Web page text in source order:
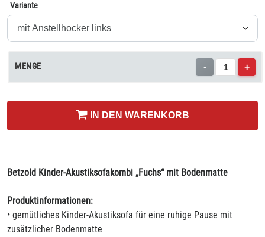
Variante
MENGE - +
IN DEN WARENKORB
Betzold Kinder-Akustiksofakombi „Fuchs“ mit Bodenmatte
Produktinformationen:
• gemütliches Kinder-Akustiksofa für eine ruhige Pause mit
zusätzlicher Bodenmatte